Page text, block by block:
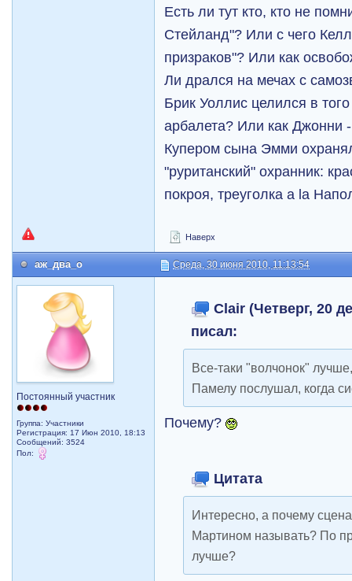
Есть ли тут кто, кто не
Стейланд"? Или с чего
призраков"? Или как
Ли дрался на мечах с
Брик Уоллис целился в
арбалета? Или как Джонни
Купером сына Эмми
"руританский" охранник:
покроя, треуголка a la
Наверх
аж_два_о Среда, 30 июня 2010, 11:13:54
Постоянный участник
Группа: Участники
Регистрация: 17 Июн 2010, 18:13
Сообщений: 3524
Пол:
Clair (Четверг, 20
писал:
Все-таки "волчонок"
Памелу послушал, когда
Почему?
Цитата
Интересно, а почему
Мартином называть? По
лучше?